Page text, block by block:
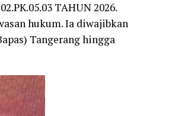
TAHUN 2026.
hukum. Ia diwajibkan
Tangerang hingga